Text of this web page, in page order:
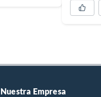
Nuestra Empresa